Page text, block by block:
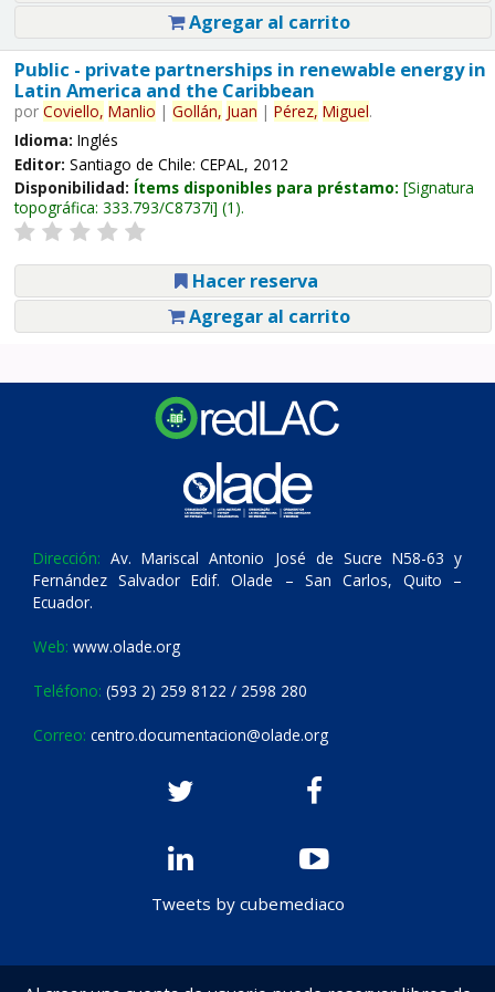
Agregar al carrito
Public - private partnerships in renewable energy in
Latin America and the Caribbean
por Coviello, Manlio | Gollán, Juan | Pérez, Miguel.
Idioma: Inglés
Editor: Santiago de Chile: CEPAL, 2012
Disponibilidad: Ítems disponibles para préstamo: Signatura
topográfica: 333.793/C8737i (1).
Hacer reserva
Agregar al carrito
Dirección: Av. Mariscal Antonio José de Sucre N58-63 y
Fernández Salvador Edif. Olade – San Carlos, Quito –
Ecuador.
Web: www.olade.org
Teléfono: (593 2) 259 8122 / 2598 280
Correo: centro.documentacion@olade.org
Tweets by cubemediaco